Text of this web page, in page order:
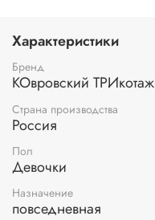
Характеристики
Бренд
КОвровский ТРИкотаж
Страна производства
Россия
Пол
Девочки
Назначение
повседневная